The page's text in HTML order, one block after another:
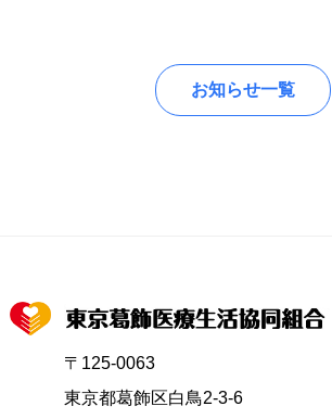
お知らせ一覧
〒125-0063
東京都葛飾区白鳥2-3-6